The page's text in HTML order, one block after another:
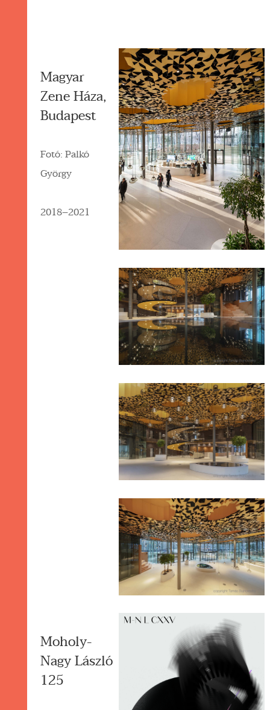
Magyar
Zene Háza,
Budapest
Fotó: Palkó
György
2018–2021
Moholy-
Nagy László
125